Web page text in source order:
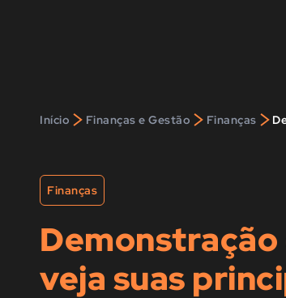
Início > Finanças e Gestão > Finanças >
Finanças
veja suas